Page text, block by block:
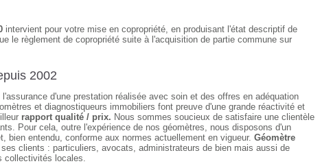
intervient pour votre mise en copropriété, en produisant l'état descriptif de
le règlement de copropriété suite à l'acquisition de partie commune sur
2002
l'assurance d'une prestation réalisée avec soin et des offres en adéquation
et diagnostiqueurs immobiliers font preuve d'une grande réactivité et
rapport qualité / prix. Nous sommes soucieux de satisfaire une clientèle
Pour cela, outre l'expérience de nos géomètres, nous disposons d'un
bien entendu, conforme aux normes actuellement en vigueur. Géomètre
clients : particuliers, avocats, administrateurs de bien mais aussi de
collectivités locales.